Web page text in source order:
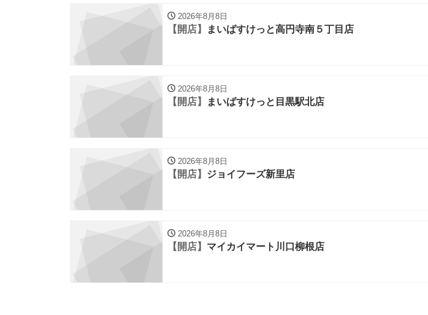
2026年8月8日
【開店】 まいばすけっと高円寺南５丁目店
2026年8月8日
【開店】 まいばすけっと目黒駅北店
2026年8月8日
【開店】 ジョイフーズ新里店
2026年8月8日
【開店】 マイカイマート川口柳根店